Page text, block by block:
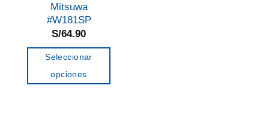
Mitsuwa
#W181SP
S/64.90
Seleccionar
opciones